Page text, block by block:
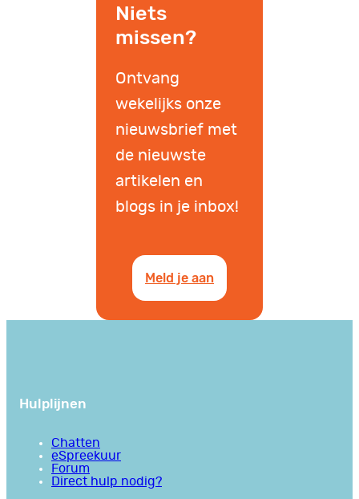
Niets
missen?
Ontvang
wekelijks onze
nieuwsbrief met
de nieuwste
artikelen en
blogs in je inbox!
Meld je aan
Hulplijnen
Chatten
eSpreekuur
Forum
Direct hulp nodig?